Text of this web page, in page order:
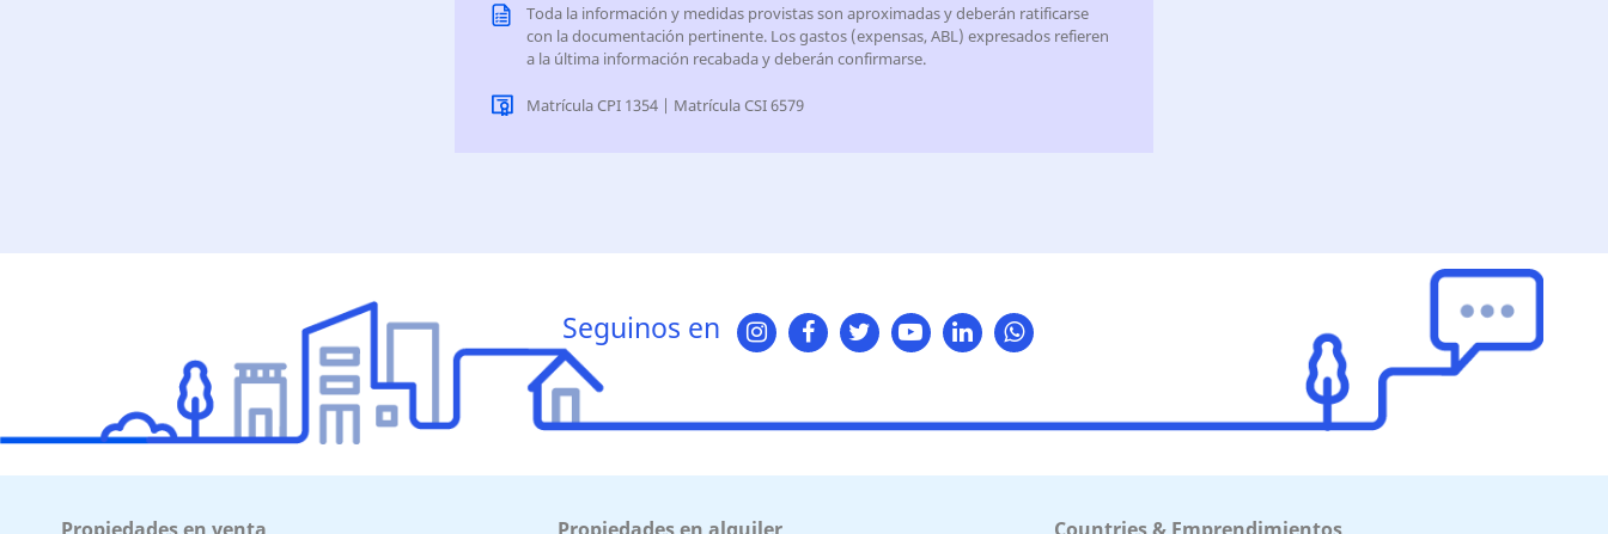
Superficie total del inmueble 824.51 M2
Toda la información y medidas provistas son aproximadas y deberán ratificarse
con la documentación pertinente. Los gastos (expensas, ABL) expresados refieren
a la última información recabada y deberán confirmarse.
Matrícula CPI 1354 | Matrícula CSI 6579
Seguinos en